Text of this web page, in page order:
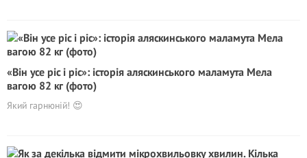
«Він усе ріс і ріс»: історія аляскинського маламута Мела
вагою 82 кг (фото)
Який гарнюній! 😍